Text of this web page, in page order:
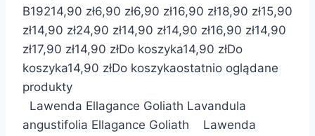
B19214,90 zł6,90 zł6,90 zł16,90 zł18,90 zł15,90
zł14,90 zł24,90 zł14,90 zł14,90 zł16,90 zł14,90
zł17,90 zł14,90 złDo koszyka14,90 złDo
koszyka14,90 złDo koszykaostatnio oglądane
produkty
Lawenda Ellagance Goliath Lavandula
angustifolia Ellagance Goliath Lawenda